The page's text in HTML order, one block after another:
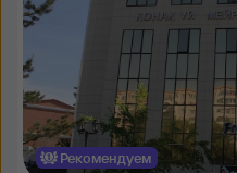
Рекомендуем